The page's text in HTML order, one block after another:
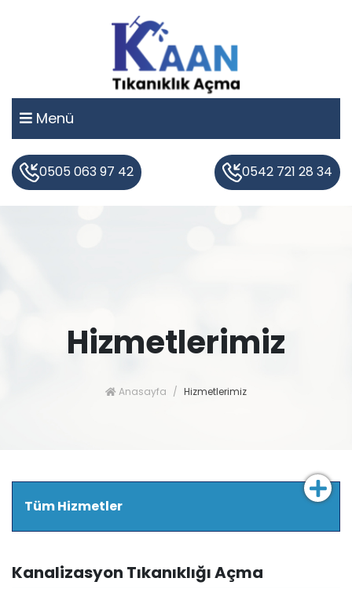
Menü
0505 063 97 42 0542 721 28 34
Hizmetlerimiz
Anasayfa Hizmetlerimiz
Tüm Hizmetler
Kanalizasyon Tıkanıklığı Açma